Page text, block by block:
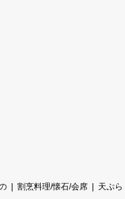
割烹料理/懐石/会席 天ぷら